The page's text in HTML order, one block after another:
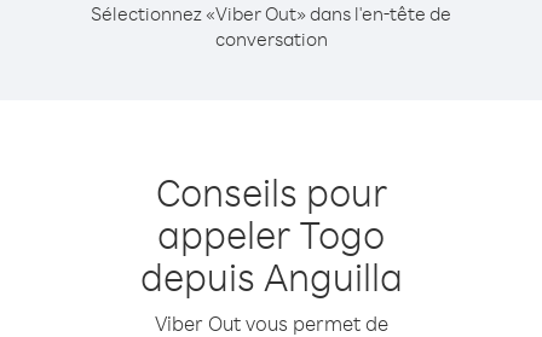
Sélectionnez «Viber Out» dans l'en-tête de
conversation
Conseils pour
appeler Togo
depuis Anguilla
Viber Out vous permet de